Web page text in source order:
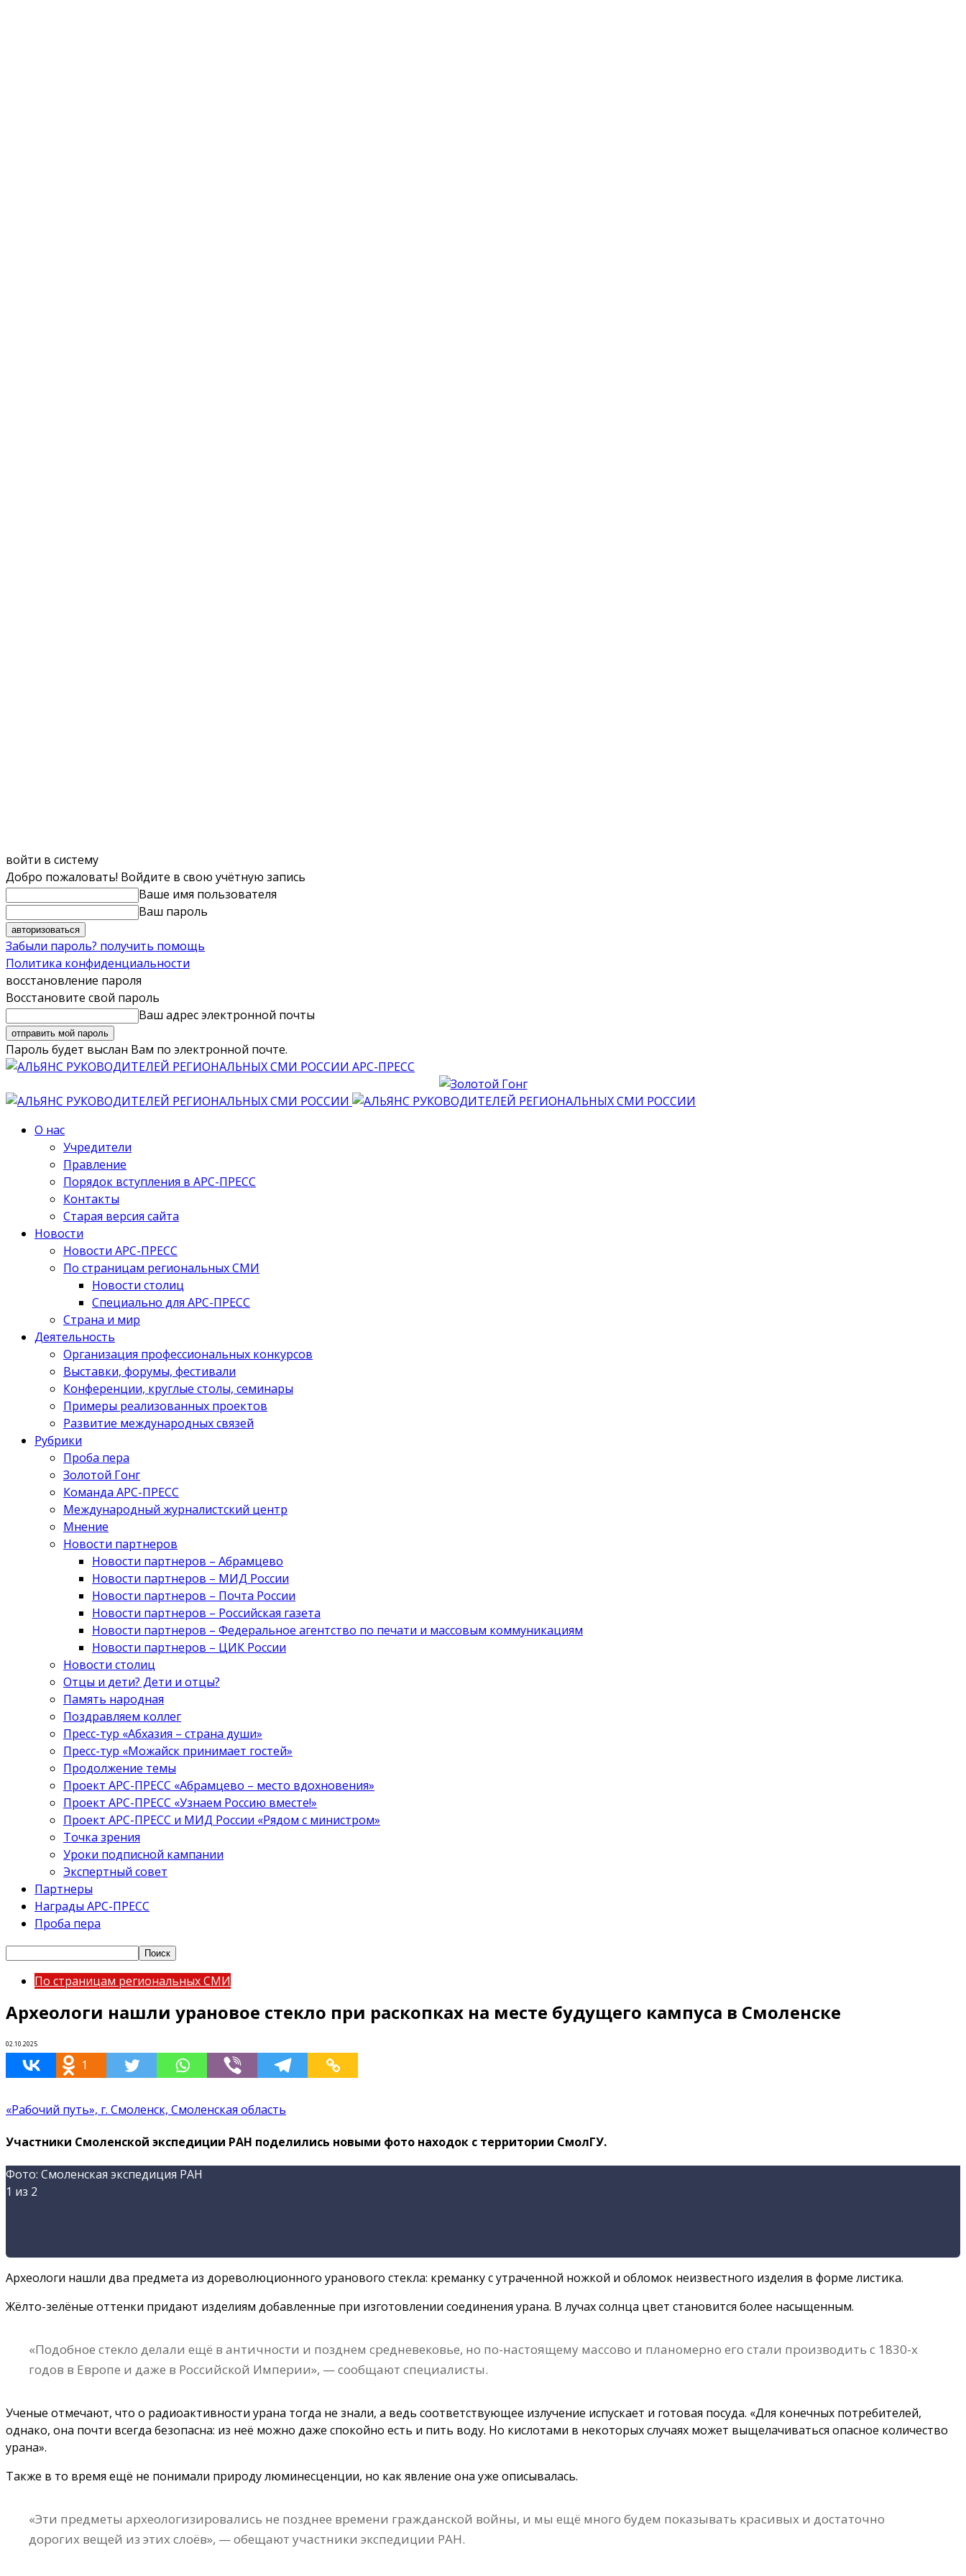
войти в систему
Добро пожаловать! Войдите в свою учётную запись
Ваше имя пользователя
Ваш пароль
Забыли пароль? получить помощь
Политика конфиденциальности
восстановление пароля
Восстановите свой пароль
Ваш адрес электронной почты
Пароль будет выслан Вам по электронной почте.
АРС-ПРЕСС
О нас
Учредители
Правление
Порядок вступления в АРС-ПРЕСС
Контакты
Старая версия сайта
Новости
Новости АРС-ПРЕСС
По страницам региональных СМИ
Новости столиц
Специально для АРС-ПРЕСС
Страна и мир
Деятельность
Организация профессиональных конкурсов
Выставки, форумы, фестивали
Конференции, круглые столы, семинары
Примеры реализованных проектов
Развитие международных связей
Рубрики
Проба пера
Золотой Гонг
Команда АРС-ПРЕСС
Международный журналистский центр
Мнение
Новости партнеров
Новости партнеров – Абрамцево
Новости партнеров – МИД России
Новости партнеров – Почта России
Новости партнеров – Российская газета
Новости партнеров – Федеральное агентство по печати и массовым коммуникациям
Новости партнеров – ЦИК России
Новости столиц
Отцы и дети? Дети и отцы?
Память народная
Поздравляем коллег
Пресс-тур «Абхазия – страна души»
Пресс-тур «Можайск принимает гостей»
Продолжение темы
Проект АРС-ПРЕСС «Абрамцево – место вдохновения»
Проект АРС-ПРЕСС «Узнаем Россию вместе!»
Проект АРС-ПРЕСС и МИД России «Рядом с министром»
Точка зрения
Уроки подписной кампании
Экспертный совет
Партнеры
Награды АРС-ПРЕСС
Проба пера
По страницам региональных СМИ
Археологи нашли урановое стекло при раскопках на месте будущего кампуса в Смоленске
02.10.2025
1
«Рабочий путь», г. Смоленск, Смоленская область
Участники Смоленской экспедиции РАН поделились новыми фото находок с территории СмолГУ.
Фото: Смоленская экспедиция РАН
1 из 2
Археологи нашли два предмета из дореволюционного уранового стекла: креманку с утраченной ножкой и обломок неизвестного изделия в форме листика.
Жёлто-зелёные оттенки придают изделиям добавленные при изготовлении соединения урана. В лучах солнца цвет становится более насыщенным.
«Подобное стекло делали ещё в античности и позднем средневековье, но по-настоящему массово и планомерно его стали производить с 1830-х
годов в Европе и даже в Российской Империи», — сообщают специалисты.
Ученые отмечают, что о радиоактивности урана тогда не знали, а ведь соответствующее излучение испускает и готовая посуда. «Для конечных потребителей,
однако, она почти всегда безопасна: из неё можно даже спокойно есть и пить воду. Но кислотами в некоторых случаях может выщелачиваться опасное количество
урана».
Также в то время ещё не понимали природу люминесценции, но как явление она уже описывалась.
«Эти предметы археологизировались не позднее времени гражданской войны, и мы ещё много будем показывать красивых и достаточно
дорогих вещей из этих слоёв», — обещают участники экспедиции РАН.